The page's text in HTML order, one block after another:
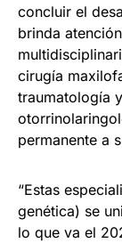
concluir el
brinda
cirugía
traumatología
permanente a
“Estas
genética) se
lo que va el